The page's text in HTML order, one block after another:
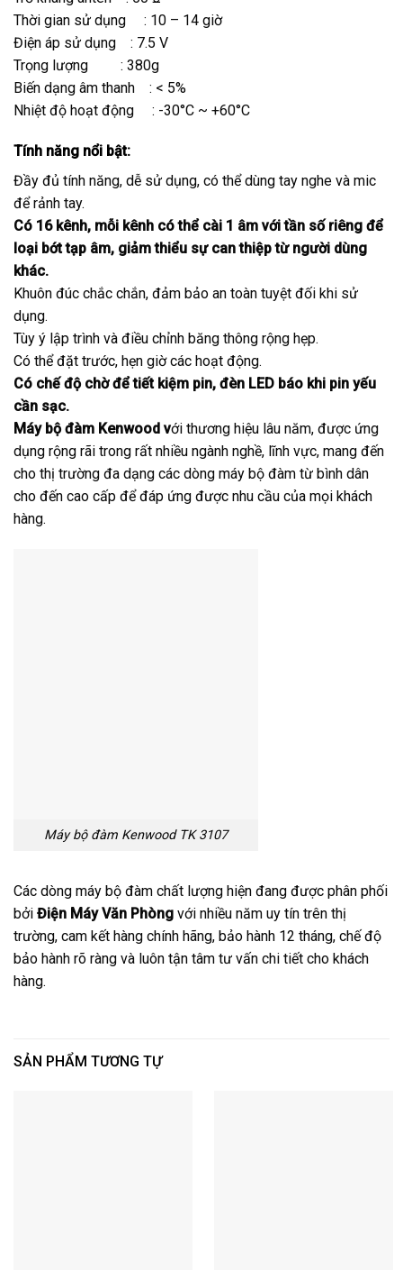
Thời gian sử dụng : 10 – 14 giờ
Điện áp sử dụng : 7.5 V
Trọng lượng : 380g
Biến dạng âm thanh : < 5%
Nhiệt độ hoạt động : -30°C ~ +60°C
Tính năng nổi bật:
Đầy đủ tính năng, dễ sử dụng, có thể dùng tay nghe và mic
để rảnh tay.
Có 16 kênh, mỗi kênh có thể cài 1 âm với tần số riêng để
loại bớt tạp âm, giảm thiểu sự can thiệp từ người dùng
khác.
Khuôn đúc chắc chắn, đảm bảo an toàn tuyệt đối khi sử
dụng.
Tùy ý lập trình và điều chỉnh băng thông rộng hẹp.
Có thể đặt trước, hẹn giờ các hoạt động.
Có chế độ chờ để tiết kiệm pin, đèn LED báo khi pin yếu
cần sạc.
Máy bộ đàm Kenwood với thương hiệu lâu năm, được ứng
dụng rộng rãi trong rất nhiều ngành nghề, lĩnh vực, mang đến
cho thị trường đa dạng các dòng máy bộ đàm từ bình dân
cho đến cao cấp để đáp ứng được nhu cầu của mọi khách
hàng.
Máy bộ đàm Kenwood TK 3107
Các dòng máy bộ đàm chất lượng hiện đang được phân phối
bởi Điện Máy Văn Phòng với nhiều năm uy tín trên thị
trường, cam kết hàng chính hãng, bảo hành 12 tháng, chế độ
bảo hành rõ ràng và luôn tận tâm tư vấn chi tiết cho khách
hàng.
SẢN PHẨM TƯƠNG TỰ